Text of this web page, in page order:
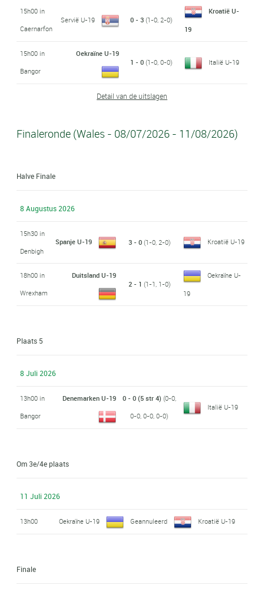
15h00 in
Caernarfon
Servië U-19 0 - 3 (1-0, 2-0)
Kroatië U-
19
15h00 in
Bangor
Oekraïne U-19
1 - 0 (1-0, 0-0) Italië U-19
Detail van de uitslagen
Finaleronde (Wales - 08/07/2026 - 11/08/2026)
Halve Finale
8 Augustus 2026
15h30 in
Denbigh
Spanje U-19 3 - 0(1-0, 2-0) Kroatië U-19
18h00 in
Wrexham
Duitsland U-19
2 - 1 (1-1, 1-0)
Oekraïne U-
19
Plaats 5
8 Juli 2026
13h00 in
Bangor
Denemarken U-19 0 - 0 (5 str 4) (0-0,
0-0, 0-0, 0-0)
Italië U-19
Om 3e/4e plaats
11 Juli 2026
13h00 Oekraïne U-19 Geannuleerd Kroatië U-19
Finale